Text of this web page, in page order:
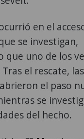
en el
se investigan,
que uno de los
el rescate, las
el paso
se
del hecho.